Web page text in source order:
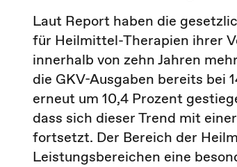
Laut Report haben die
für Heilmittel-Therapien ihrer
innerhalb von zehn Jahren
die GKV-Ausgaben bereits bei
erneut um 10,4 Prozent
dass sich dieser Trend mit
fortsetzt. Der Bereich der
Leistungsbereichen eine